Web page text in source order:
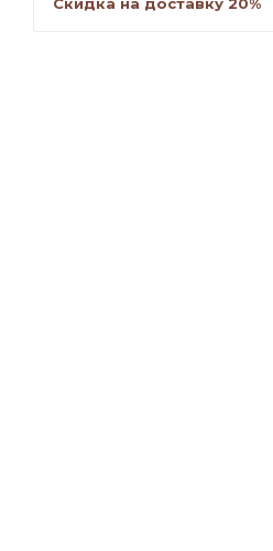
Скидка на доставку 20%